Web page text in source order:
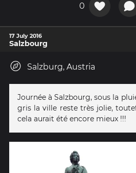
0
17 July 2016
Salzbourg
Salzburg, Austria
Journée à Salzbourg, sous la
gris la ville reste très jolie,
cela aurait été encore mieux !!!